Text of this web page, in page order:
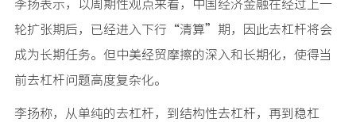
李扬表示，以周期性观点来看，中国经济金融在经过上一
轮扩张期后，已经进入下行“清算”期，因此去杠杆将会
成为长期任务。但中美经贸摩擦的深入和长期化，使得当
前去杠杆问题高度复杂化。
李扬称，从单纯的去杠杆，到结构性去杠杆，再到稳杠